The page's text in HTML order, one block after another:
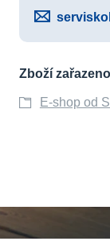
Zboží
E-shop od